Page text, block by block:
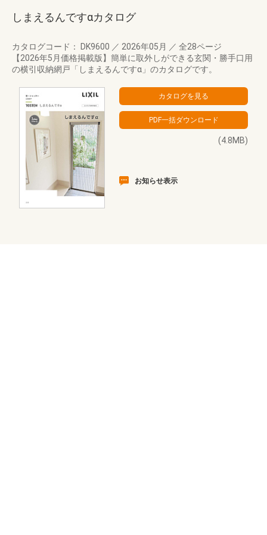
しまえるんですαカタログ
カタログコード： DK9600 ／ 2026年05月 ／ 全28ページ
【2026年5月価格掲載版】簡単に取外しができる玄関・勝手口用
の横引収納網戸「しまえるんですα」のカタログです。
(4.8MB)
お知らせ表示